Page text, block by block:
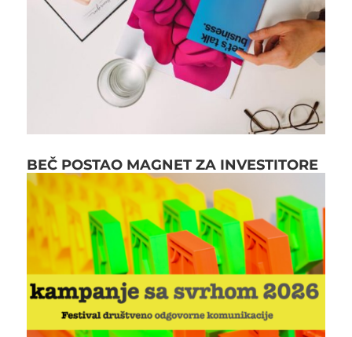
BEČ POSTAO MAGNET ZA INVESTITORE